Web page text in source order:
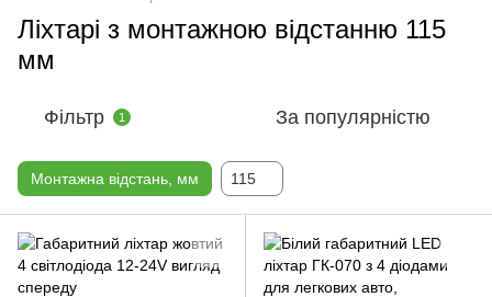
Ліхтарі з монтажною відстанню 115
мм
Фільтр 1 За популярністю
Монтажна відстань, мм 115